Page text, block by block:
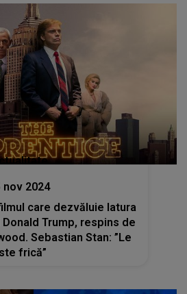
nov 2024
care dezvăluie latura
Trump, respins de
Sebastian Stan: ”Le
frică”